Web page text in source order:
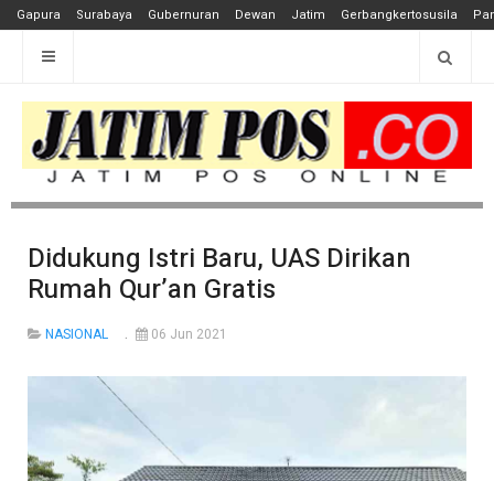
Gapura Surabaya Gubernuran Dewan Jatim Gerbangkertosusila
Didukung Istri Baru, UAS Dirikan
Rumah Qur’an Gratis
NASIONAL 06 Jun 2021